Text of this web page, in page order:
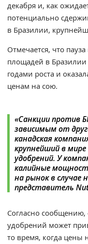
декабря и, как
потенциально
в Бразилии,
Отмечается, что
площадей в
годами роста и
ценам на сою.
«Санкции против
зависимым от
канадская
крупнейший в
удобрений. У
калийные
на рынок в случае
представитель
Согласно
удобрений может
то время, когда цены